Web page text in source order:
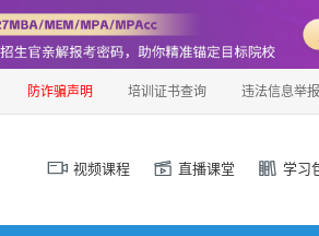
防诈骗声明 培训证书查询 违法信息举报
视频课程 直播课堂 学习